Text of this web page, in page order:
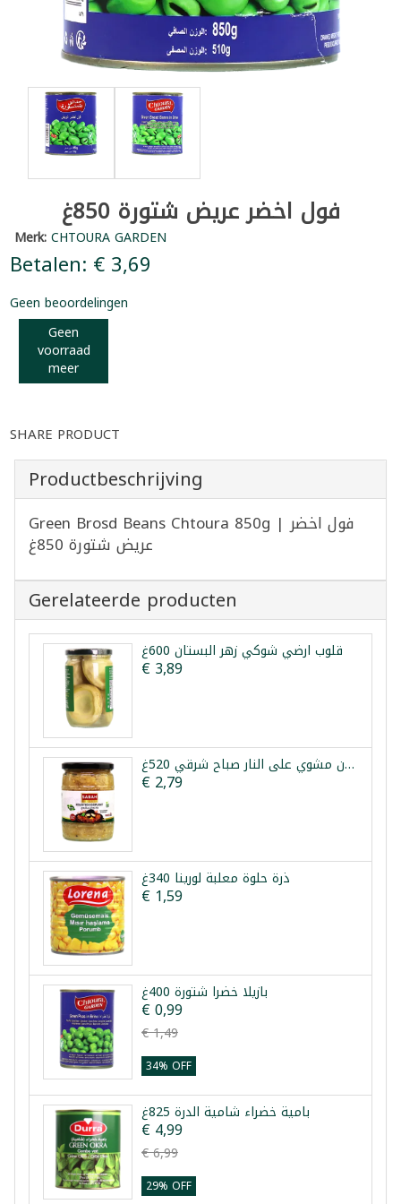
فول اخضر عريض شتورة 850غ
Merk:CHTOURA GARDEN
Betalen: € 3,69
Geen beoordelingen
Geen
voorraad
meer
SHARE PRODUCT
Productbeschrijving
Green Brosd Beans Chtoura 850g | فول اخضر
عريض شتورة 850غ
Gerelateerde producten
قلوب ارضي شوكي زهر البستان 600غ
€ 3,89
باذنجان مشوي على النار صباح شرقي 520غ
€ 2,79
ذرة حلوة معلبة لورينا 340غ
€ 1,59
بازيلا خضرا شتورة 400غ
€ 0,99
€ 1,49
34% OFF
بامية خضراء شامية الدرة 825غ
€ 4,99
€ 6,99
29% OFF